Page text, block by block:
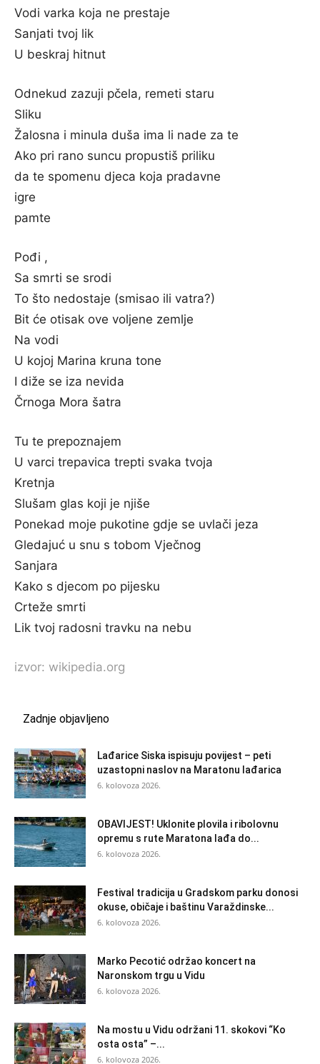
Vodi varka koja ne prestaje
Sanjati tvoj lik
U beskraj hitnut
Odnekud zazuji pčela, remeti staru
Sliku
Žalosna i minula duša ima li nade za te
Ako pri rano suncu propustiš priliku
da te spomenu djeca koja pradavne
igre
pamte
Pođi ,
Sa smrti se srodi
To što nedostaje (smisao ili vatra?)
Bit će otisak ove voljene zemlje
Na vodi
U kojoj Marina kruna tone
I diže se iza nevida
Črnoga Mora šatra
Tu te prepoznajem
U varci trepavica trepti svaka tvoja
Kretnja
Slušam glas koji je njiše
Ponekad moje pukotine gdje se uvlači jeza
Gledajuć u snu s tobom Vječnog
Sanjara
Kako s djecom po pijesku
Crteže smrti
Lik tvoj radosni travku na nebu
izvor: wikipedia.org
Zadnje objavljeno
Lađarice Siska ispisuju povijest – peti
uzastopni naslov na Maratonu lađarica
6. kolovoza 2026.
OBAVIJEST! Uklonite plovila i ribolovnu
opremu s rute Maratona lađa do...
6. kolovoza 2026.
Festival tradicija u Gradskom parku donosi
okuse, običaje i baštinu Varaždinske...
6. kolovoza 2026.
Marko Pecotić održao koncert na
Naronskom trgu u Vidu
6. kolovoza 2026.
Na mostu u Vidu održani 11. skokovi “Ko
osta osta” –...
6. kolovoza 2026.